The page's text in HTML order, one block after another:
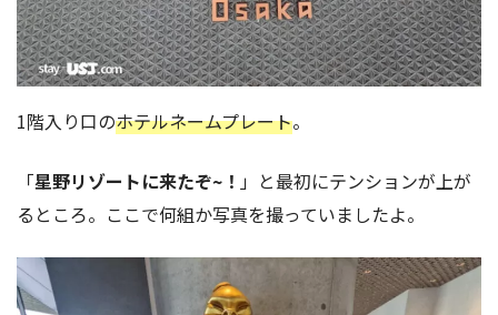
1階入り口のホテルネームプレート。
「星野リゾートに来たぞ~！ 」と最初にテンションが上が
るところ。ここで何組か写真を撮っていましたよ。